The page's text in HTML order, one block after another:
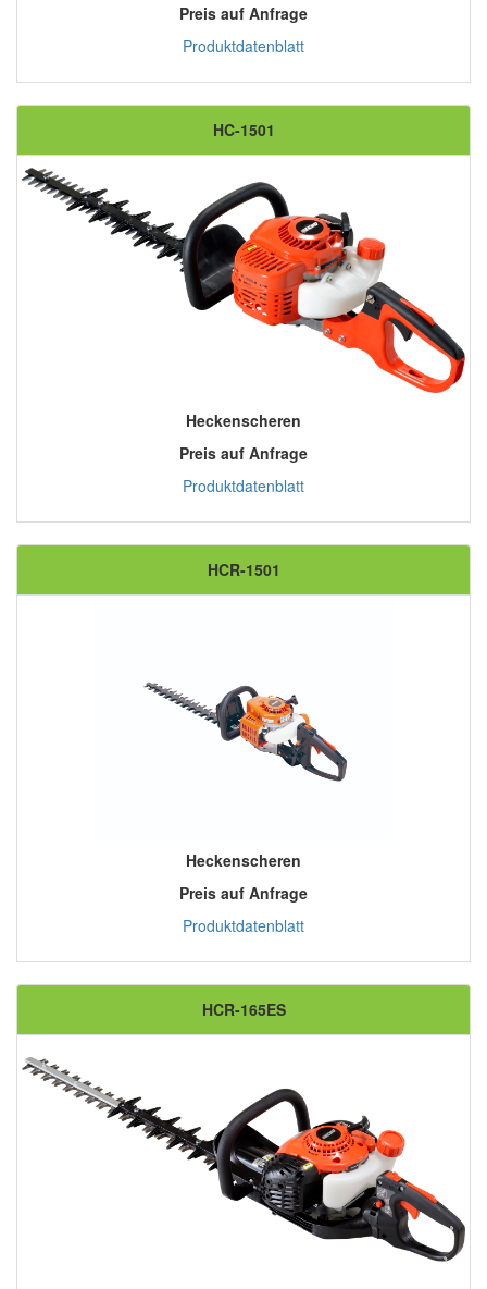
Preis auf Anfrage
Produktdatenblatt
HC-1501
Heckenscheren
Preis auf Anfrage
Produktdatenblatt
HCR-1501
Heckenscheren
Preis auf Anfrage
Produktdatenblatt
HCR-165ES